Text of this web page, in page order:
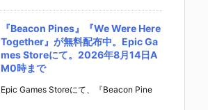
『Beacon Pines』『We Were Here
Together』が無料配布中。Epic Ga
mes Storeにて。2026年8月14日A
M0時まで
Epic Games Storeにて、『Beacon Pine